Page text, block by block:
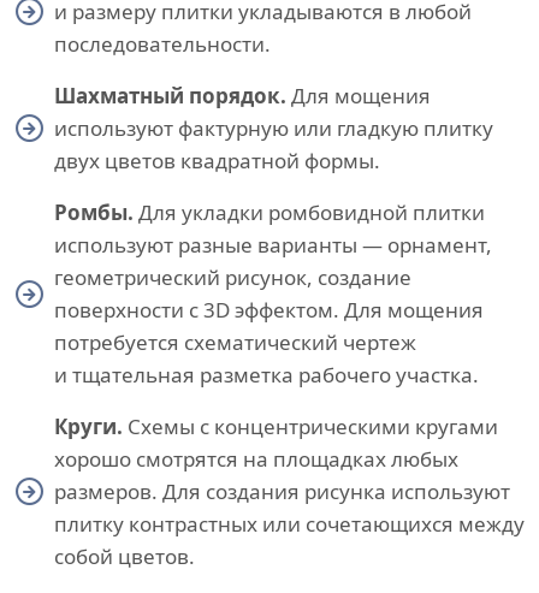
и размеру плитки укладываются в любой
последовательности.
Шахматный порядок. Для мощения
используют фактурную или гладкую плитку
двух цветов квадратной формы.
Ромбы. Для укладки ромбовидной плитки
используют разные варианты — орнамент,
геометрический рисунок, создание
поверхности с 3D эффектом. Для мощения
потребуется схематический чертеж
и тщательная разметка рабочего участка.
Круги. Схемы с концентрическими кругами
хорошо смотрятся на площадках любых
размеров. Для создания рисунка используют
плитку контрастных или сочетающихся между
собой цветов.